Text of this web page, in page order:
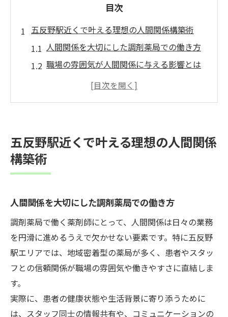
目次
五反野駅近くで叶える理想の人間関係構築術
人間関係を大切にした調剤薬局での働き方
職場の雰囲気が人間関係に与える影響とは
チームワークが高まるコミュニケーション
成
安心して働くための調剤薬局人間関係のヒント
円滑なコミュニケーションが生む安心感
調剤薬局の人間関係で大切なマナーとは
人間関係不安に寄り添う相談環境を紹介
薬剤師キャリアと人間関係の意外な関係性
コミュニケーションを活かす薬剤師キャリアの
人間関係力が薬剤師キャリアに広がる理由
五反野駅近くで叶える理想の人間関係
構築術
人間関係を大切にした調剤薬局での働き方
調剤薬局で働く薬剤師にとって、人間関係は日々の業務
を円滑に進めるうえで欠かせない要素です。特に五反野
駅エリアでは、地域密着型の薬局が多く、患者やスタッ
フとの信頼関係が職場の雰囲気や働きやすさに直結しま
す。
実際に、患者の健康状態や生活背景に寄り添うために
は、スタッフ同士の情報共有や、コミュニケーションの